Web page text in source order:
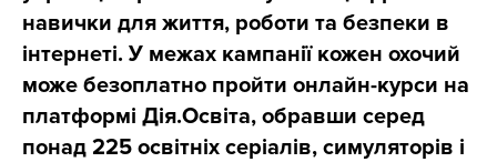
навички для життя, роботи та безпеки в
інтернеті. У межах кампанії кожен охочий
може безоплатно пройти онлайн-курси на
платформі Дія.Освіта, обравши серед
понад 225 освітніх серіалів, симуляторів і